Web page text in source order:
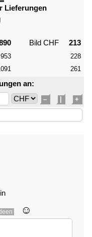
Lieferungen
Bild CHF 213
953
228
261
an:
– +
☺︎